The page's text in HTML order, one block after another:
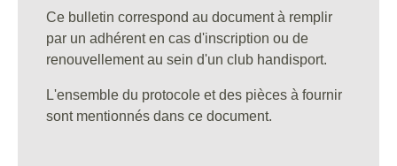
Ce bulletin correspond au document à remplir
par un adhérent en cas d'inscription ou de
renouvellement au sein d'un club handisport.
L'ensemble du protocole et des pièces à fournir
sont mentionnés dans ce document.